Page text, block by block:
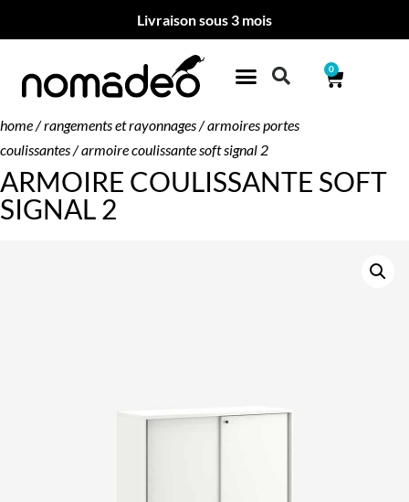
Livraison sous 3 mois
0
home/rangements et rayonnages/armoires portes
coulissantes/ armoire coulissante soft signal 2
ARMOIRE COULISSANTE SOFT
SIGNAL 2